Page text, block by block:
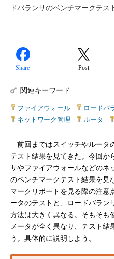
ドバランサのベンチマークテス
Share Post
関連キーワード
ファイアウォール ロードバ
ネットワーク管理
ルータ
前回まではスイッチやルータ
テスト結果を見てきた。今回か
サやファイアウォールなどのネ
のベンチマークテスト結果を見
マークリポートを見る際の注意
ータのテストと、ロードバラン
方法は大きく異なる。そもそも
メータが全く異なり、テスト
う。具体的に説明しよう。